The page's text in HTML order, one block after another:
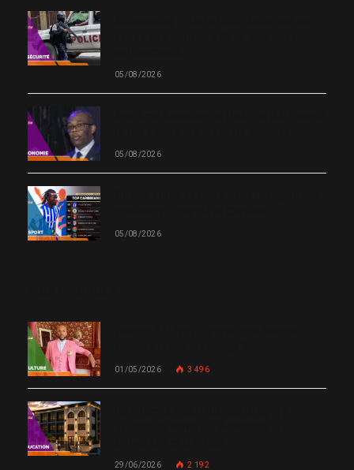
05/08/2026
05/08/2026
05/08/2026
01/05/2026 3 496
29/06/2026 2 192